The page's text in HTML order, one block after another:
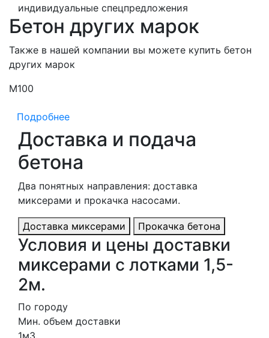
индивидуальные спецпредложения
Бетон других марок
Также в нашей компании вы можете купить бетон
других марок
М100
Подробнее
Доставка и подача
бетона
Два понятных направления: доставка
миксерами и прокачка насосами.
Доставка миксерами Прокачка бетона
Условия и цены доставки
миксерами с лотками 1,5-
2м.
По городу
Мин. объем доставки
1м3.